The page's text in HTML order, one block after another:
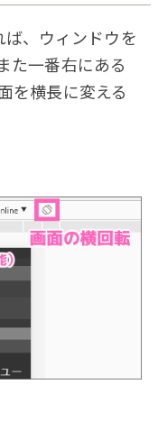
、ウィンドウを
た一番右にある
を横長に変える